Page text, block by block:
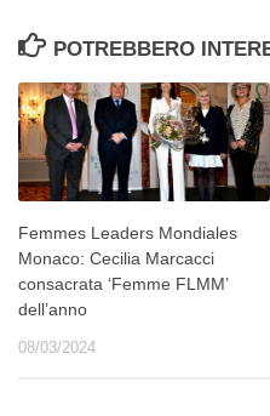
POTREBBERO
Femmes Leaders Mondiales
Monaco: Cecilia Marcacci
consacrata ‘Femme FLMM’
dell’anno
08/03/2024